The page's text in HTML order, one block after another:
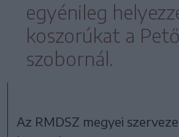
egyénileg
koszorúkat a
szobornál.
Az RMDSZ megyei